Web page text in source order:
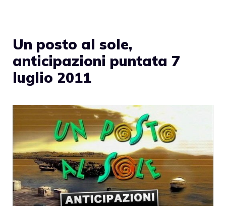
Un posto al sole,
anticipazioni puntata 7
luglio 2011